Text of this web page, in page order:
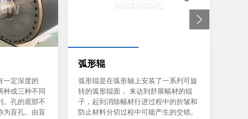
一定深度的
种或三种不同
。孔的底部不
为盲孔。由盲
弧形辊
弧形辊是在弧形轴上安装了一系列可旋
转的弧形辊面， 来达到舒展幅材的辊
子，起到消除幅材行进过程中的折皱和
防止材料分切过程中可能产生的交错。